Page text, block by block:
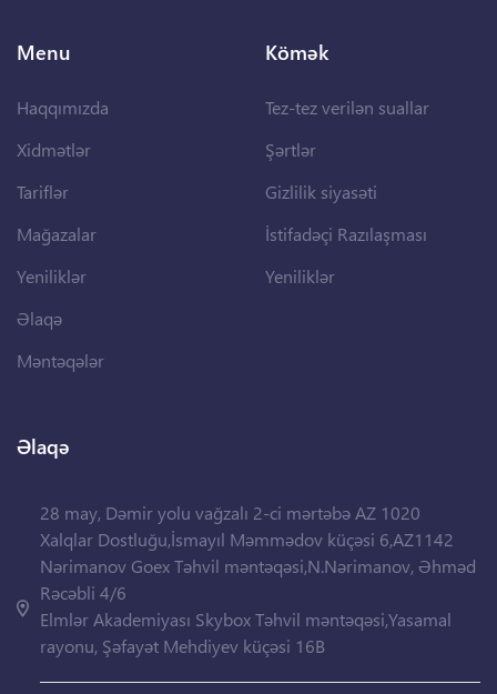
Menu
Haqqımızda
Xidmətlər
Tariflər
Mağazalar
Yeniliklər
Əlaqə
Məntəqələr
Kömək
Tez-tez verilən suallar
Şərtlər
Gizlilik siyasəti
İstifadəçi Razılaşması
Yeniliklər
Əlaqə
28 may, Dəmir yolu vağzalı 2-ci mərtəbə AZ 1020
Xalqlar Dostluğu,İsmayıl Məmmədov küçəsi 6,AZ1142
Nərimanov Goex Təhvil məntəqəsi,N.Nərimanov, Əhməd
Rəcəbli 4/6
Elmlər Akademiyası Skybox Təhvil məntəqəsi,Yasamal
rayonu, Şəfayət Mehdiyev küçəsi 16B